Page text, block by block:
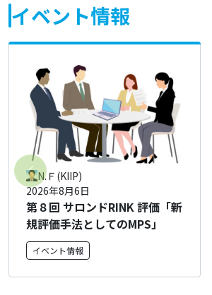
イベント情報
第８回 サロンドRINK 評価「新
規評価手法としてのMPS」
2026年8月6日
N.Ｆ(KIIP)
イベント情報